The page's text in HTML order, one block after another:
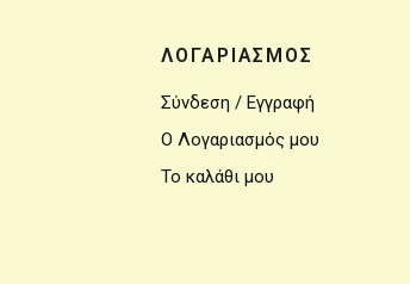
ΛΟΓΑΡΙΑΣΜΟΣ
Σύνδεση / Εγγραφή
Ο Λογαριασμός μου
Το καλάθι μου